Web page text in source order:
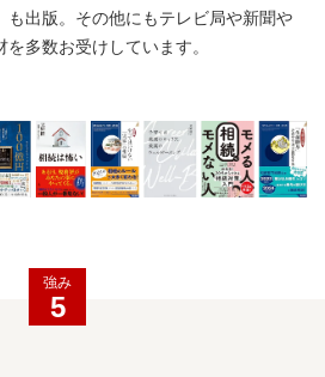
も出版。その他にもテレビ局や新聞や
多数お受けしています。
強み
5